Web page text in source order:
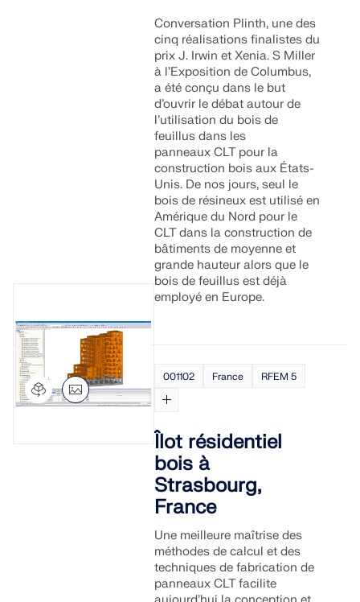
Conversation Plinth, une des
cinq réalisations finalistes du
prix J. Irwin et Xenia. S Miller
à l’Exposition de Columbus,
a été conçu dans le but
d’ouvrir le débat autour de
l’utilisation du bois de
feuillus dans les
panneaux CLT pour la
construction bois aux États-
Unis. De nos jours, seul le
bois de résineux est utilisé en
Amérique du Nord pour le
CLT dans la construction de
bâtiments de moyenne et
grande hauteur alors que le
bois de feuillus est déjà
employé en Europe.
001102 France RFEM 5
Îlot résidentiel
bois à
Strasbourg,
France
Une meilleure maîtrise des
méthodes de calcul et des
techniques de fabrication de
panneaux CLT facilite